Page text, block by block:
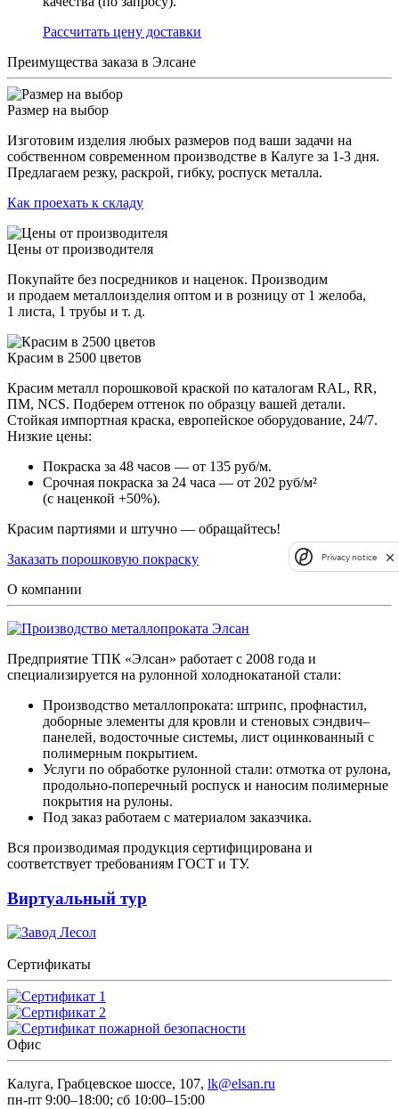
Раcсчитать цену доставки
Преимущества заказа в Элсане
Размер на выбор
Изготовим изделия любых размеров под ваши задачи на
собственном современном производстве в Калуге за 1-3 дня.
Предлагаем резку, раскрой, гибку, роспуск металла.
Как проехать к складу
Цены от производителя
Покупайте без посредников и наценок. Производим
и продаем металлоизделия оптом и в розницу от 1 желоба,
1 листа, 1 трубы и т. д.
Красим в 2500 цветов
Красим металл порошковой краской по каталогам RAL, RR,
ПМ, NCS. Подберем оттенок по образцу вашей детали.
Стойкая импортная краска, европейское оборудование, 24/7.
Низкие цены:
Покраска за 48 часов — от 135 руб/м.
Срочная покраска за 24 часа — от 202 руб/м²
(с наценкой +50%).
Красим партиями и штучно — обращайтесь!
Заказать порошковую покраску
О компании
Предприятие ТПК «Элсан» работает с 2008 года и
специализируется на рулонной холоднокатаной стали:
Производство металлопроката: штрипс, профнастил,
доборные элементы для кровли и стеновых сэндвич–
панелей, водосточные системы, лист оцинкованный с
полимерным покрытием.
Услуги по обработке рулонной стали: отмотка от рулона,
продольно-поперечный роспуск и наносим полимерные
покрытия на рулоны.
Под заказ работаем с материалом заказчика.
Вся производимая продукция сертифицирована и
соответствует требованиям ГОСТ и ТУ.
Виртуальный тур
Сертификаты
Офис
Калуга, Грабцевское шоссе, 107, lk@elsan.ru
пн-пт 9:00–18:00; сб 10:00–15:00
Privacy notice